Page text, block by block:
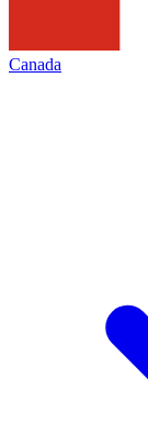
Canada